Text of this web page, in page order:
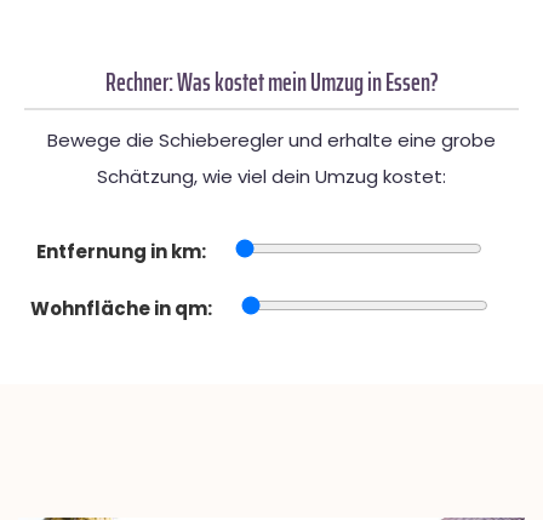
Rechner: Was kostet mein Umzug in Essen?
Bewege die Schieberegler und erhalte eine grobe
Schätzung, wie viel dein Umzug kostet:
Entfernung in km:
Wohnfläche in qm: